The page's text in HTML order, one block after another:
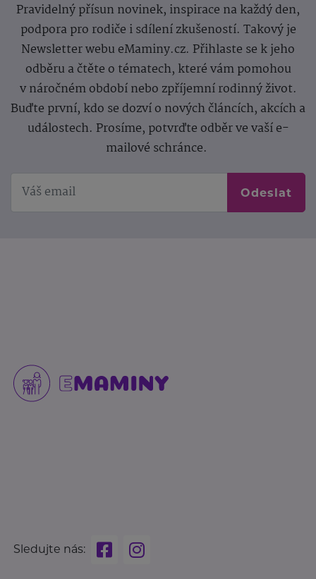
Pravidelný přísun novinek, inspirace na každý den,
podpora pro rodiče i sdílení zkušeností. Takový je
Newsletter webu eMaminy.cz. Přihlaste se k jeho
odběru a čtěte o tématech, které vám pomohou
v náročném období nebo zpříjemní rodinný život.
Buďte první, kdo se dozví o nových článcích, akcích a
událostech. Prosíme, potvrďte odběr ve vaší e-
mailové schránce.
Odeslat
Sledujte nás: